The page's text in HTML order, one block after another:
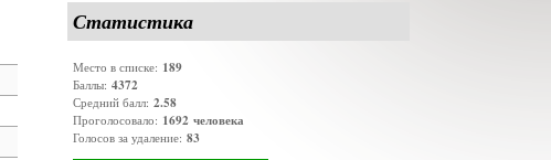
Статистика
Место в списке: 189
Баллы: 4372
Средний балл: 2.58
Проголосовало: 1692 человека
Голосов за удаление: 83